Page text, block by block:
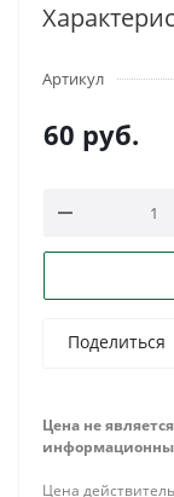
Артикул
60 руб.
Поделиться
Цена не
Цена